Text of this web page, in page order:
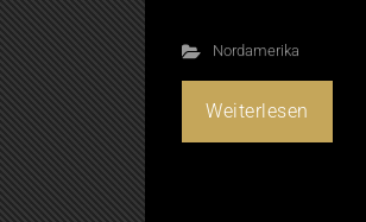
Nordamerika
Weiterlesen